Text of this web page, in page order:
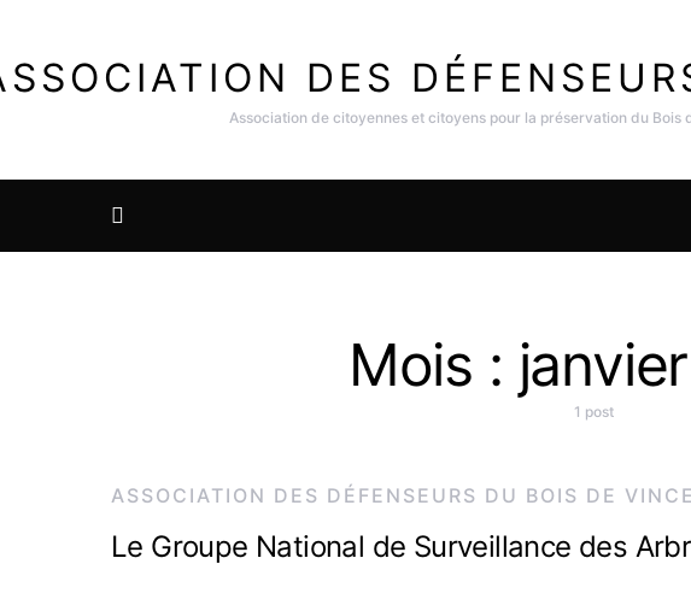
DES
Association de citoyennes et citoyens pour la préservation du Bois
Mois :
1 post
ASSOCIATION DES DÉFENSEURS DU BOIS DE
Le Groupe National de Surveillance des